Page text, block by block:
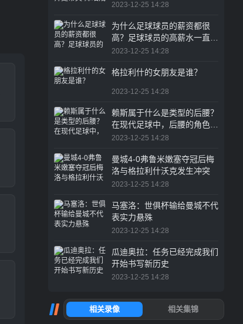
2023-12-25 14:28
为什么足球球员的薪资都很
高？足球球员的高薪水一直是
体育圈乃至整个职业界的热议
2023-12-25 14:28
格拉利什的女朋友是谁？
2023-12-25 14:28
赖斯属于什么是类型的后腰？
在现代足球中，后腰的角色越
来越重要
2023-12-25 14:28
曼城4-0弗鲁米嫩塞夺冠后梅
洛与格拉利什沃克发生冲突
2023-12-25 14:28
马塞洛：世俱杯输给曼城不代
表实力悬殊
2023-12-25 14:28
瓜迪奥拉：任务已经完成我们
开始书写新历史
2023-12-25 14:28